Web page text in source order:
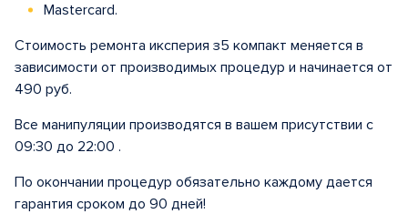
Mastercard.
Стоимость ремонта иксперия з5 компакт меняется в
зависимости от производимых процедур и начинается от
490 руб.
Все манипуляции производятся в вашем присутствии с
09:30 до 22:00 .
По окончании процедур обязательно каждому дается
гарантия сроком до 90 дней!